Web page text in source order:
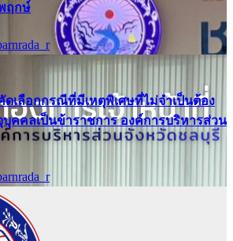
ฤกษ์
ดเลือกกรณีที่มีเหตุพิเศษที่ไม่จำเป็นต้อง
คคลเป็นข้าราชการ องค์การบริหารส่วน